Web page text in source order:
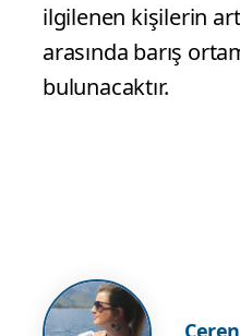
ilgilenen kişilerin
arasında barış
bulunacaktır.